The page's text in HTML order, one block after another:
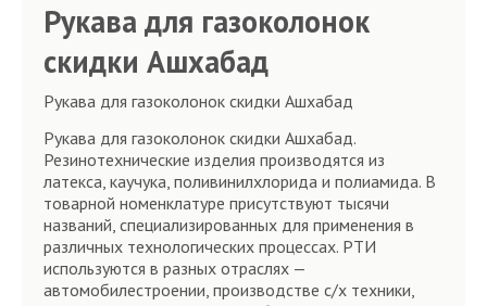
Рукава для газоколонок
скидки Ашхабад
Рукава для газоколонок скидки Ашхабад
Рукава для газоколонок скидки Ашхабад.
Резинотехнические изделия производятся из
латекса, каучука, поливинилхлорида и полиамида. В
товарной номенклатуре присутствуют тысячи
названий, специализированных для применения в
различных технологических процессах. РТИ
используются в разных отраслях —
автомобилестроении, производстве с/х техники,